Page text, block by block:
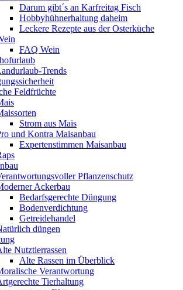
Darum gibt´s an Karfreitag Fisch
Hobbyhühnerhaltung daheim
Leckere Rezepte aus der Osterküche
FAQ Wein
Trends
Feldfrüchte
Strom aus Mais
und Kontra Maisanbau
Expertenstimmen Maisanbau
Pflanzenschutz
Ackerbau
Bedarfsgerechte Düngung
Bodenverdichtung
Getreidehandel
düngen
Nutztierrassen
Alte Rassen im Überblick
Verantwortung
Tierhaltung